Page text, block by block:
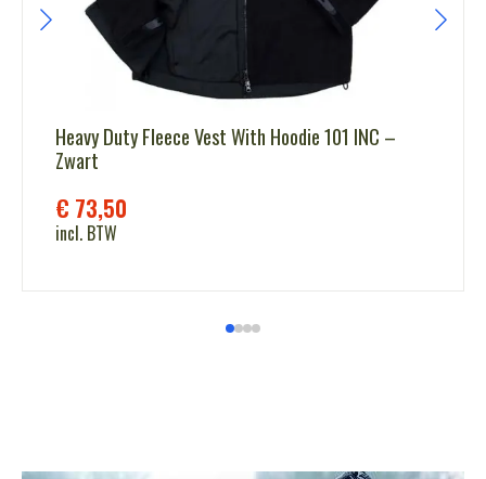
Heavy Duty Fleece Vest With Hoodie 101 INC –
Zwart
€ 73,50
incl. BTW